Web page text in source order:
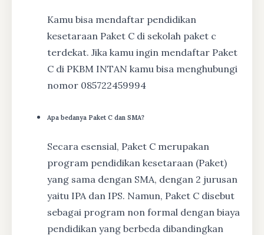
Kamu bisa mendaftar pendidikan
kesetaraan Paket C di sekolah paket c
terdekat. Jika kamu ingin mendaftar Paket
C di PKBM INTAN kamu bisa menghubungi
nomor 085722459994
Apa bedanya Paket C dan SMA?
Secara esensial, Paket C merupakan
program pendidikan kesetaraan (Paket)
yang sama dengan SMA, dengan 2 jurusan
yaitu IPA dan IPS. Namun, Paket C disebut
sebagai program non formal dengan biaya
pendidikan yang berbeda dibandingkan